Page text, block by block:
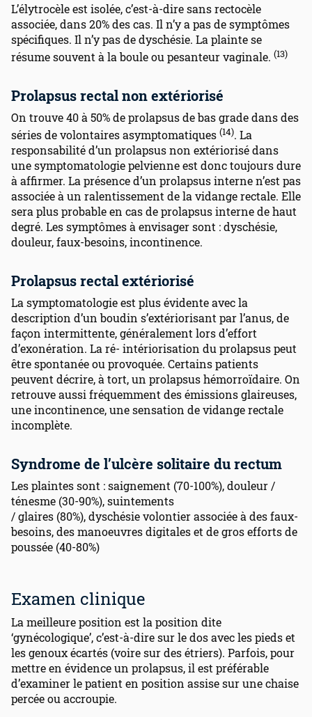
L’élytrocèle est isolée, c’est-à-dire sans rectocèle
associée, dans 20% des cas. Il n’y a pas de symptômes
spécifiques. Il n’y pas de dyschésie. La plainte se
résume souvent à la boule ou pesanteur vaginale. (13)
Prolapsus rectal non extériorisé
On trouve 40 à 50% de prolapsus de bas grade dans des
séries de volontaires asymptomatiques (14). La
responsabilité d’un prolapsus non extériorisé dans
une symptomatologie pelvienne est donc toujours dure
à affirmer. La présence d’un prolapsus interne n’est pas
associée à un ralentissement de la vidange rectale. Elle
sera plus probable en cas de prolapsus interne de haut
degré. Les symptômes à envisager sont : dyschésie,
douleur, faux-besoins, incontinence.
Prolapsus rectal extériorisé
La symptomatologie est plus évidente avec la
description d’un boudin s’extériorisant par l’anus, de
façon intermittente, généralement lors d’effort
d’exonération. La ré- intériorisation du prolapsus peut
être spontanée ou provoquée. Certains patients
peuvent décrire, à tort, un prolapsus hémorroïdaire. On
retrouve aussi fréquemment des émissions glaireuses,
une incontinence, une sensation de vidange rectale
incomplète.
Syndrome de l’ulcère solitaire du rectum
Les plaintes sont : saignement (70-100%), douleur /
ténesme (30-90%), suintements
/ glaires (80%), dyschésie volontier associée à des faux-
besoins, des manoeuvres digitales et de gros efforts de
poussée (40-80%)
Examen clinique
La meilleure position est la position dite
‘gynécologique’, c’est-à-dire sur le dos avec les pieds et
les genoux écartés (voire sur des étriers). Parfois, pour
mettre en évidence un prolapsus, il est préférable
d’examiner le patient en position assise sur une chaise
percée ou accroupie.